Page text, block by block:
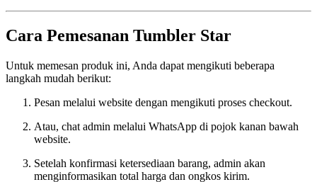
Cara Pemesanan Tumbler Star
Untuk memesan produk ini, Anda dapat mengikuti beberapa
langkah mudah berikut:
Pesan melalui website dengan mengikuti proses checkout.
Atau, chat admin melalui WhatsApp di pojok kanan bawah
website.
Setelah konfirmasi ketersediaan barang, admin akan
menginformasikan total harga dan ongkos kirim.